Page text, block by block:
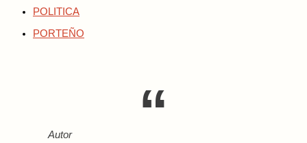
POLITICA
PORTEÑO
Autor